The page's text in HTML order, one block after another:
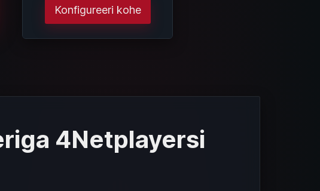
Konfigureeri kohe
4Netplayersi